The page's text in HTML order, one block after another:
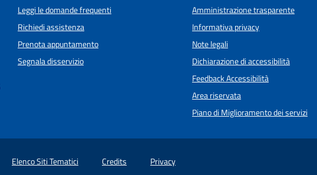
Leggi le domande frequenti
Richiedi assistenza
Prenota appuntamento
Segnala disservizio
Amministrazione trasparente
Informativa privacy
Note legali
Dichiarazione di accessibilità
Feedback Accessibilità
Area riservata
Piano di Miglioramento dei servizi
Elenco Siti Tematici Credits Privacy